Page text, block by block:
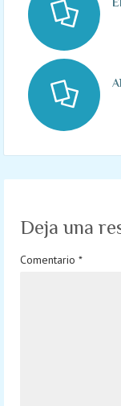
Deja una
Comentario *